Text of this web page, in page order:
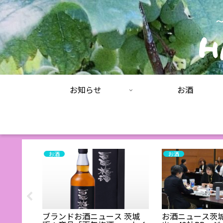
お知らせ お酒
お酒
ブランドお酒ニュース 茨城
お酒
お酒ニュース茨